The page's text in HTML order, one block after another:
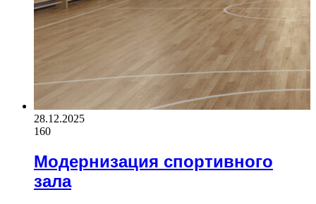
28.12.2025
160
Модернизация спортивного
зала